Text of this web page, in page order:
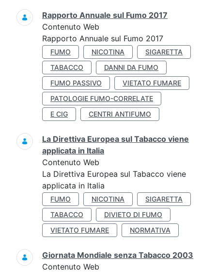
Rapporto Annuale sul Fumo 2017
Contenuto Web
Rapporto Annuale sul Fumo 2017
FUMO NICOTINA
SIGARETTA
TABACCO
DANNI DA FUMO
FUMO PASSIVO
VIETATO FUMARE
PATOLOGIE FUMO-CORRELATE
E CIG
CENTRI ANTIFUMO
La Direttiva Europea sul Tabacco viene
applicata in Italia
Contenuto Web
La Direttiva Europea sul Tabacco viene
applicata in Italia
FUMO NICOTINA
SIGARETTA
TABACCO
DIVIETO DI FUMO
VIETATO FUMARE
NORMATIVA
Giornata Mondiale senza Tabacco 2003
Contenuto Web